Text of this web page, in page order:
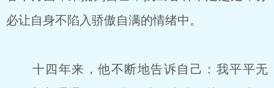
必让自身不陷入骄傲自满的情绪中。
十四年来，他不断地告诉自己：我平平无